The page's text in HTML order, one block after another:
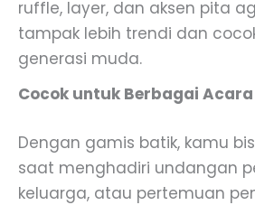
ruffle, layer, dan aksen pita
tampak lebih trendi dan
generasi muda.
Cocok untuk Berbagai Acara
Dengan gamis batik, kamu
saat menghadiri undangan
keluarga, atau pertemuan